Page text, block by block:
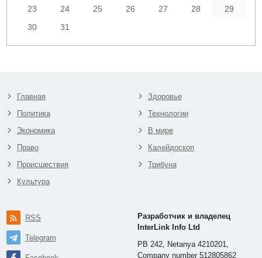
23
24 25 26 27 28
29
30
31
Главная
Политика
Экономика
Право
Происшествия
Культура
Здоровье
Технологии
В мире
Калейдоскоп
Трибуна
RSS
Telegram
Разработчик и владелец
InterLink Info Ltd
PB 242, Netanya 4210201,
Company number 512805862